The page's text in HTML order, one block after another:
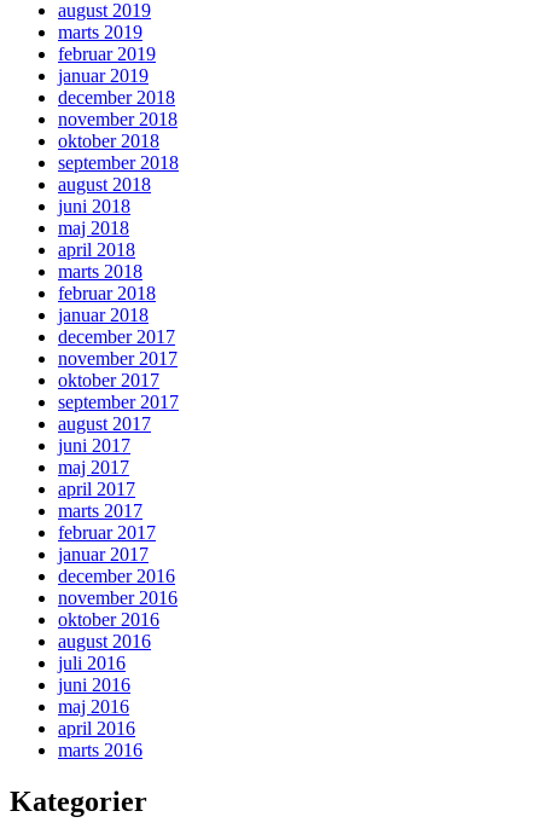
august 2019
marts 2019
februar 2019
januar 2019
december 2018
november 2018
oktober 2018
september 2018
august 2018
juni 2018
maj 2018
april 2018
marts 2018
februar 2018
januar 2018
december 2017
november 2017
oktober 2017
september 2017
august 2017
juni 2017
maj 2017
april 2017
marts 2017
februar 2017
januar 2017
december 2016
november 2016
oktober 2016
august 2016
juli 2016
juni 2016
maj 2016
april 2016
marts 2016
Kategorier